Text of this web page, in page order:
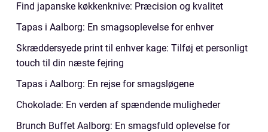
Find japanske køkkenknive: Præcision og kvalitet
Tapas i Aalborg: En smagsoplevelse for enhver
Skræddersyede print til enhver kage: Tilføj et personligt
touch til din næste fejring
Tapas i Aalborg: En rejse for smagsløgene
Chokolade: En verden af spændende muligheder
Brunch Buffet Aalborg: En smagsfuld oplevelse for